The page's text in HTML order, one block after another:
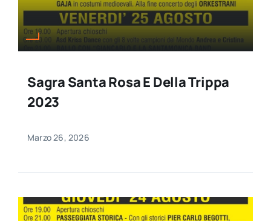
Sagra Santa Rosa E Della Trippa
2023
Marzo 26, 2026